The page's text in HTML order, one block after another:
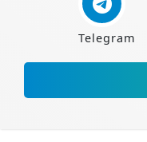
Telegram